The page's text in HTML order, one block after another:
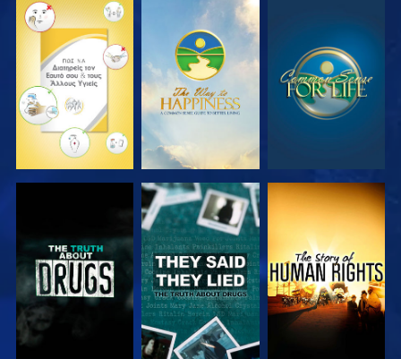
ΠΑΡΑΚΟΛΟΥΘΗΣΤΕ ΠΑΡΑΚΟΛΟΥΘΗΣΤΕ ΠΑΡΑΚΟΛΟΥΘΗΣΤΕ
ΠΑΡΑΚΟΛΟΥΘΗΣΤΕ ΠΑΡΑΚΟΛΟΥΘΗΣΤΕ ΠΑΡΑΚΟΛΟΥΘΗΣΤΕ